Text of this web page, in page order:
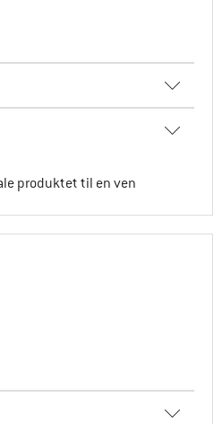
produktet til en ven